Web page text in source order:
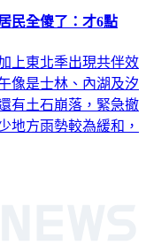
民全傻了：才6點
上東北季出現共伴效
像是士林、內湖及汐
有土石崩落，緊急撤
地方雨勢較為緩和，